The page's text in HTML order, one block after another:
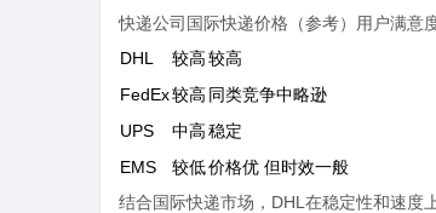
快递公司国际快递价格（参考）用户满意
DHL
较高较高
FedEx较高 同类竞争中略逊
UPS
中高稳定
EMS
较低价格优 但时效一般
结合国际快递市场，DHL在稳定性和速度